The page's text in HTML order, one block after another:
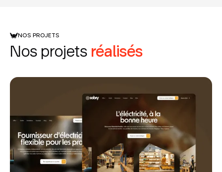
NOS PROJETS
Nos projets réalisés